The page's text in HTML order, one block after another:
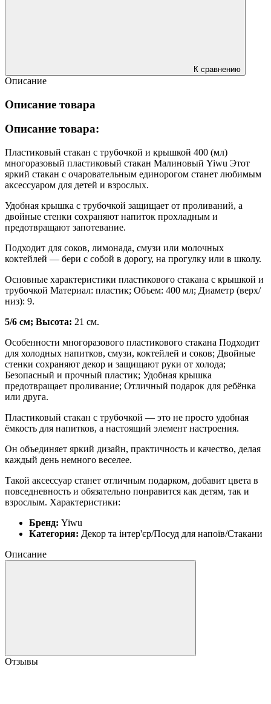
К сравнению
Описание
Описание товара
Описание товара:
Пластиковый стакан с трубочкой и крышкой 400 (мл)
многоразовый пластиковый стакан Малиновый Yiwu Этот
яркий стакан с очаровательным единорогом станет любимым
аксессуаром для детей и взрослых.
Удобная крышка с трубочкой защищает от проливаний, а
двойные стенки сохраняют напиток прохладным и
предотвращают запотевание.
Подходит для соков, лимонада, смузи или молочных
коктейлей — бери с собой в дорогу, на прогулку или в школу.
Основные характеристики пластикового стакана с крышкой и
трубочкой Материал: пластик; Объем: 400 мл; Диаметр (верх/
низ): 9.
5/6 см; Высота: 21 см.
Особенности многоразового пластикового стакана Подходит
для холодных напитков, смузи, коктейлей и соков; Двойные
стенки сохраняют декор и защищают руки от холода;
Безопасный и прочный пластик; Удобная крышка
предотвращает проливание; Отличный подарок для ребёнка
или друга.
Пластиковый стакан с трубочкой — это не просто удобная
ёмкость для напитков, а настоящий элемент настроения.
Он объединяет яркий дизайн, практичность и качество, делая
каждый день немного веселее.
Такой аксессуар станет отличным подарком, добавит цвета в
повседневность и обязательно понравится как детям, так и
взрослым. Характеристики:
Бренд: Yiwu
Категория: Декор та інтер'єр/Посуд для напоїв/Стакани
Описание
Отзывы